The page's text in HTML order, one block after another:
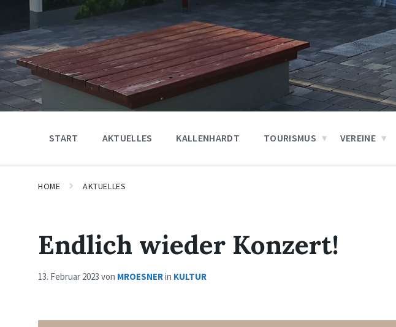
START AKTUELLES KALLENHARDT TOURISMUS VEREINE
HOME AKTUELLES
Endlich wieder Konzert!
13. Februar 2023 von MROESNERin KULTUR